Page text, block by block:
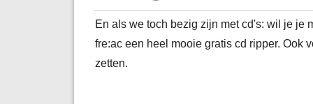
En als we toch bezig zijn met cd's: wil je je
fre:ac een heel mooie gratis cd ripper. Ook
zetten.